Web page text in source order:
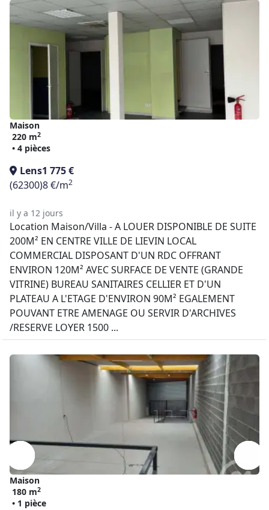
Maison
220 m2
• 4 pièces
Lens1 775 €
(62300)8 €/m2
il y a 12 jours
Location Maison/Villa - A LOUER DISPONIBLE DE SUITE
200M² EN CENTRE VILLE DE LIEVIN LOCAL
COMMERCIAL DISPOSANT D'UN RDC OFFRANT
ENVIRON 120M² AVEC SURFACE DE VENTE (GRANDE
VITRINE) BUREAU SANITAIRES CELLIER ET D'UN
PLATEAU A L'ETAGE D'ENVIRON 90M² EGALEMENT
POUVANT ETRE AMENAGE OU SERVIR D'ARCHIVES
/RESERVE LOYER 1500 ...
Maison
180 m2
• 1 pièce